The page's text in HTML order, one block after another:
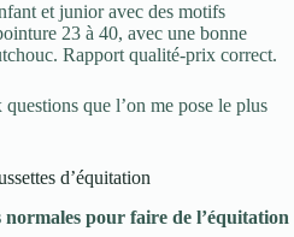
et junior avec des motifs
23 à 40, avec une bonne
Rapport qualité-prix correct.
que l’on me pose le plus
d’équitation
normales pour faire de l’équitation